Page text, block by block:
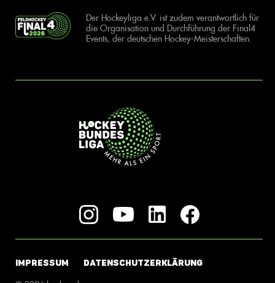
Der Hockeyliga e.V. ist zudem verantwortlich für
die Organisation und Durchführung der Final4
Events, der deutschen Hockey-Meisterschaften.
IMPRESSUM DATENSCHUTZERKLÄRUNG